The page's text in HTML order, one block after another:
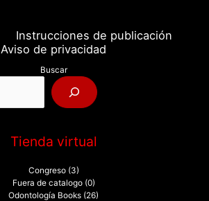
Instrucciones de publicación
Aviso de privacidad
Buscar
Tienda virtual
Congreso (3)
Fuera de catalogo (0)
Odontología Books (26)